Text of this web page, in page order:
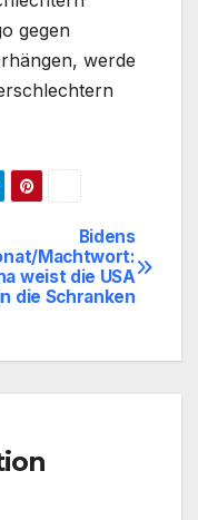
gegen
werde
Bidens
Machtwort:
weist die USA
die Schranken